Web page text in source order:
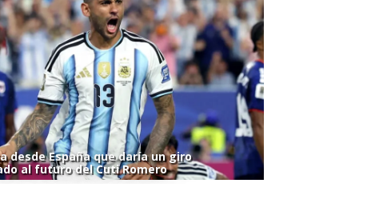
desde España que daría un giro
al futuro del Cuti Romero